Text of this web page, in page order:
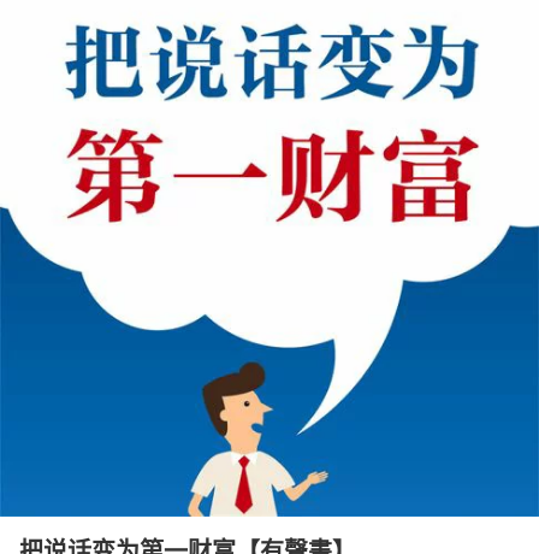
天天免運 美食蛋糕 養生保健 民生用品
居家生活 運動休閒 親子玩具
化妝保養 情趣用品
日本購物 電子/紙本書